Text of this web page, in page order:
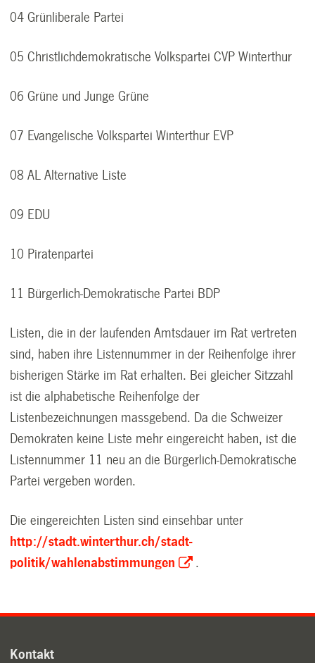
04 Grünliberale Partei
05 Christlichdemokratische Volkspartei CVP Winterthur
06 Grüne und Junge Grüne
07 Evangelische Volkspartei Winterthur EVP
08 AL Alternative Liste
09 EDU
10 Piratenpartei
11 Bürgerlich-Demokratische Partei BDP
Listen, die in der laufenden Amtsdauer im Rat vertreten
sind, haben ihre Listennummer in der Reihenfolge ihrer
bisherigen Stärke im Rat erhalten. Bei gleicher Sitzzahl
ist die alphabetische Reihenfolge der
Listenbezeichnungen massgebend. Da die Schweizer
Demokraten keine Liste mehr eingereicht haben, ist die
Listennummer 11 neu an die Bürgerlich-Demokratische
Partei vergeben worden.
Die eingereichten Listen sind einsehbar unter
http://stadt.winterthur.ch/stadt-
politik/wahlenabstimmungen
.
Kontakt